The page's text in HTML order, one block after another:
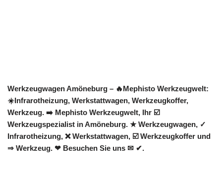
Werkzeugwagen Amöneburg – 🔥Mephisto Werkzeugwelt:
☀️Infrarotheizung, Werkstattwagen, Werkzeugkoffer,
Werkzeug. ➡️ Mephisto Werkzeugwelt, Ihr ☑️
Werkzeugspezialist in Amöneburg. ★ Werkzeugwagen, ✓
Infrarotheizung, ❌ Werkstattwagen, ☑️ Werkzeugkoffer und
⇒ Werkzeug. ❤ Besuchen Sie uns ✉ ✔.